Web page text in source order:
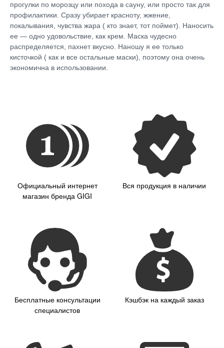
прогулки по морозцу или похода в сауну, или просто так для
профилактики. Сразу убирает красноту, жжение,
покалывания, чувства жара ( кто знает, тот поймет). Наносить
ее — одно удовольствие, как крем. Маска чудесно
распределяется, пахнет вкусно. Наношу я ее только
кисточкой ( как и все остальные маски), поэтому она очень
экономична в использовании.
Официальный интернет
магазин бренда GIGI
Вся продукция в наличии
Бесплатные консультации
специалистов
Кэшбэк на каждый заказ